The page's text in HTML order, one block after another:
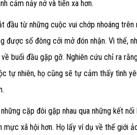
cảm nảy nở và tiến xa hơn.
đầu từ những cuộc vui chớp nhoáng
được số đông cởi mở đón nhận. Vì thế,
buổi đầu gặp gỡ. Nghiên cứu chỉ ra
tự nhiên, họ cũng sẽ tự cảm thấy tình
cặp đôi gặp nhau qua những kết
xã hội hơn. Họ lấy ví dụ về thế giới